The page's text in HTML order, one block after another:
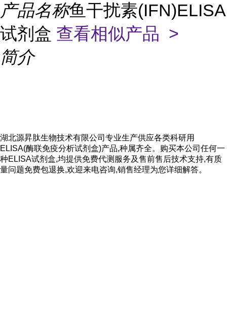
产品名称鱼干扰素(IFN)ELISA
试剂盒 查看相似产品 >
简介
湖北源昇肽生物技术有限公司专业生产供应各类科研用
ELISA(酶联免疫分析试剂盒)产品,种属齐全。购买本公司任何一
种ELISA试剂盒,均提供免费代测服务及售前售后技术支持,有质
量问题免费包退换,欢迎来电咨询,销售经理为您详细解答。